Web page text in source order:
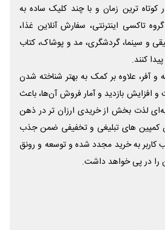
کوتاه ترین زمان و با چند کلیک ساده به
تاکسی اینترنتی، سفارش آنلاین غذا،
و سینما، گردشگری، مد و پوشاک، کتاب
کنند.
و آفر، علاوه بر کمک به بهتر شناخته شدن
و افزایش بازدید و آمار فروش آن‌ها، باعث
لذت بخش از خریدی ارزان تر در ذهن
کمپین های تبلیغی و تخفیفی ضمن جذب
کاربر به خرید مجدد شده و توسعه و رونق
را در پی خواهد داشت.